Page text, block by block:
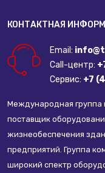
КОНТАКТНАЯ
Email:
Call-центр:
Сервис: +7
Международная группа
поставщик
жизнеобеспечения
предприятий. Группа
широкий спектр